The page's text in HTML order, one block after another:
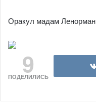
Оракул мадам Ленорман
9
ПОДЕЛИЛИСЬ